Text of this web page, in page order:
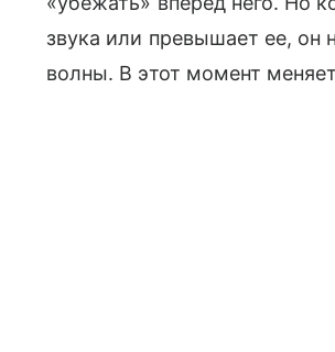
звука или превышает ее, он
волны. В этот момент